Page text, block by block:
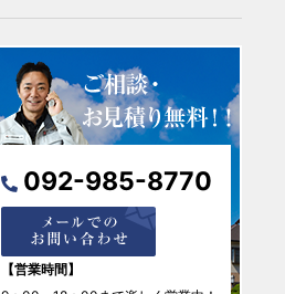
2026年4月
2026年3月
2026年1月
2025年12月
092-985-8770
【営業時間】